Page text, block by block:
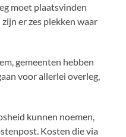
moet plaatsvinden
er zes plekken waar
gemeenten hebben
voor allerlei overleg,
kunnen noemen,
Kosten die via